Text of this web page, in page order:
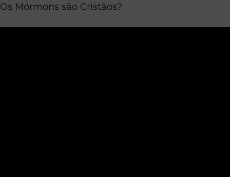
Os Mórmons são Cristãos?